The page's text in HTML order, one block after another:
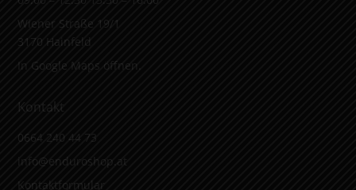
Wiener Straße 19/1
3170 Hainfeld
In Google Maps öffnen.
Kontakt
0664 240 44 73
info@enduroshop.at
Kontaktformular